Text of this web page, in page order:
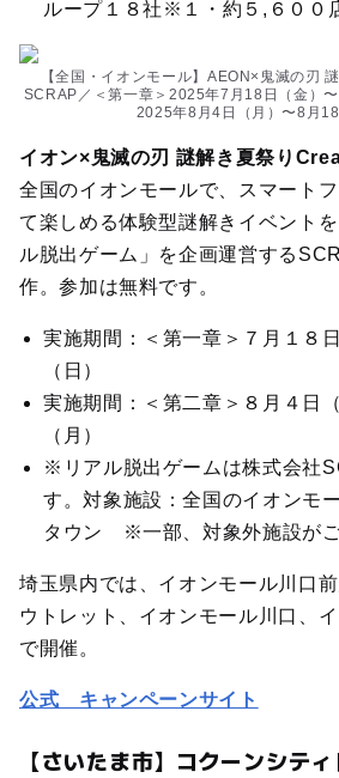
ループ１８社※１・約５,６００
【全国・イオンモール】AEON×鬼滅の刃
SCRAP／＜第一章＞2025年7月18日（金）
2025年8月4日（月）〜8月18
イオン×鬼滅の刃 謎解き夏祭り
全国のイオンモールで、スマート
て楽しめる体験型謎解きイベント
ル脱出ゲーム」を企画運営する
作。参加は無料です。
実施期間：＜第一章＞７月１８
（日）
実施期間：＜第二章＞８月４日
（月）
※リアル脱出ゲームは株式会社
す。対象施設：全国のイオンモ
タウン ※一部、対象外施設がご
埼玉県内では、イオンモール川口
ウトレット、イオンモール川口、
で開催。
公式 キャンペーンサイト
【さいたま市】コクーンシテ